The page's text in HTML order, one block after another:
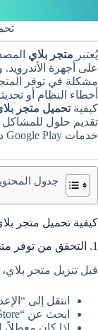
يُعتبر متجر بلاي
على أجهزة
مشكلة في توفر
أخطاء النظام أو
كيفيةتحميل متجر
تقديم حلول
خدمات Google Play دون أي عوائق.
جدول
كيفية تحميل متجر بلاي
1. التحقق من توفر متجر بلاي على جهازك
قبل تنزيل متجر
انتقل إلى
ابحث عن “Google Play Store”.